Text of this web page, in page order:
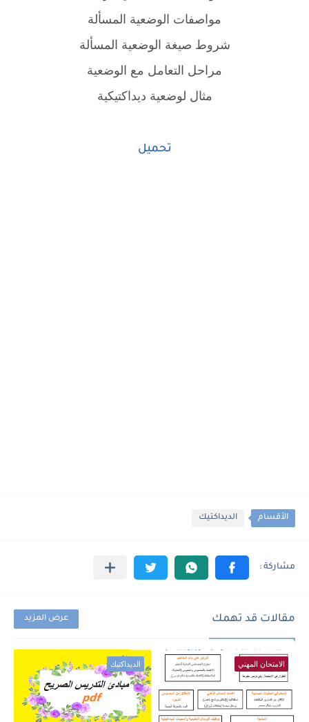
مواصفات الوضعية المسألة
شروط صيغة الوضعية المسألة
مراحل التعامل مع الوضعية
مثال لوضعية ديداكتيكية
تحميل
الأقسام الديداكتيك
مقالات قد تهمك عرض المزيد
الامتحان المهني الديداكتيك